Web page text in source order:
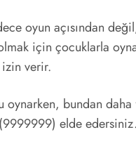
oyun açısından
için çocuklarla
verir.
bundan daha
elde